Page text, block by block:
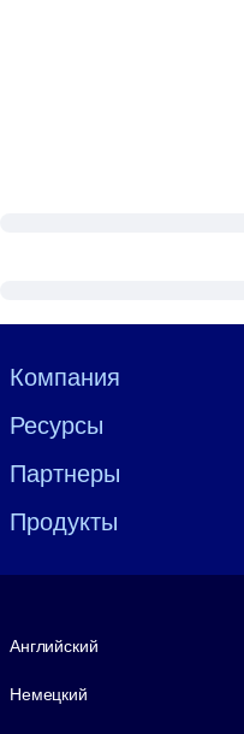
Visually hidden Text
Компания
Ресурсы
Партнеры
Продукты
Английский
Немецкий